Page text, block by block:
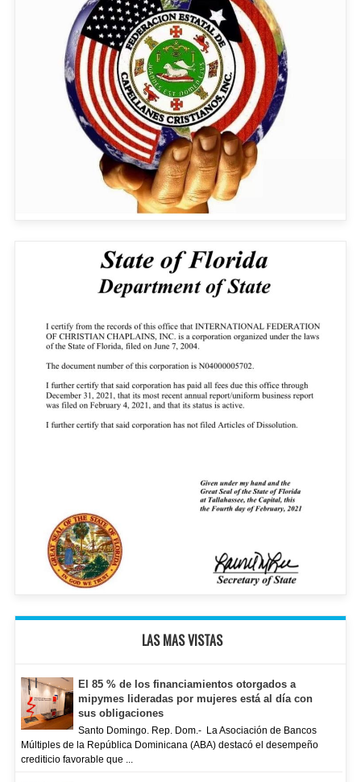
LAS MAS VISTAS
El 85 % de los financiamientos otorgados a
mipymes lideradas por mujeres está al día con
sus obligaciones
Santo Domingo. Rep. Dom.- La Asociación de Bancos
Múltiples de la República Dominicana (ABA) destacó el desempeño
crediticio favorable que ...